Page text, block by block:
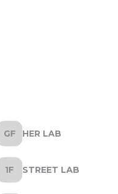
HER LAB
STREET LAB